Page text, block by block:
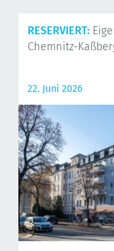
RESERVIERT:
Chemnitz-
22. Juni 2026